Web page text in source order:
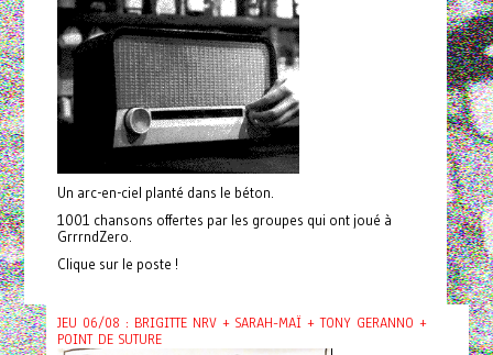
Un arc-en-ciel planté dans le béton.
1001 chansons offertes par les groupes qui ont joué à
GrrrndZero.
Clique sur le poste !
JEU 06/08 : BRIGITTE NRV + SARAH-MAÏ + TONY GERANNO +
POINT DE SUTURE